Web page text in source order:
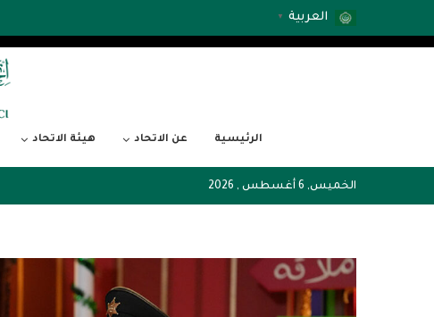
العربية ▼
الرئيسية عن الاتحاد هيئة الاتحاد
الخميس, 6 أغسطس , 2026